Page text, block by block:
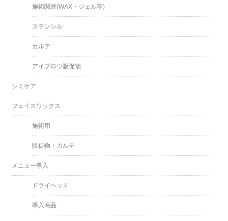
施術関連(WAX・ジェル等)
ステンシル
カルテ
アイブロウ販促物
シミケア
フェイスワックス
施術用
販促物・カルテ
メニュー導入
ドライヘッド
導入商品